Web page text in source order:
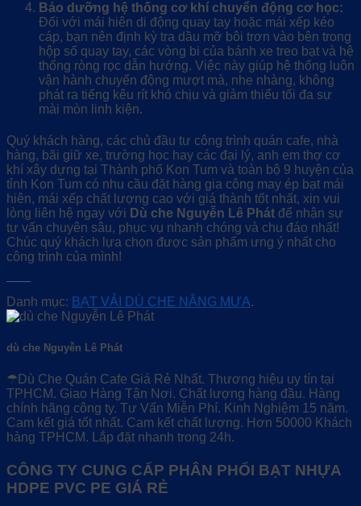
Bảo dưỡng hệ thống cơ khí chuyển động cơ học:
Đối với mái hiên di động quay tay hoặc mái xếp kéo
cáp, bạn nên định kỳ tra dầu mỡ bôi trơn vào bên trong
hộp số quay tay, các vòng bi của bánh xe treo bạt và hệ
thống ròng rọc dẫn hướng. Việc này giúp hệ thống luôn
vận hành chuyển động mượt mà, nhẹ nhàng, không
phát ra tiếng kêu rít khó chịu và giảm thiểu tối đa sự
mài mòn linh kiện.
Quý khách hàng, các chủ đầu tư công trình quán cafe, nhà
hàng, bãi giữ xe, trường học hay các đại lý, anh em thợ cơ
khí xây dựng tại Thành phố Kon Tum và toàn bộ 9 huyện của
tỉnh Kon Tum có nhu cầu đặt hàng gia công may ép bạt mái
hiên, mái xếp chất lượng cao với giá thành tốt nhất, xin vui
lòng liên hệ ngay với Dù che Nguyễn Lê Phát để nhận sự
tư vấn chuyên sâu, phục vụ nhanh chóng và chu đáo nhất!
Chúc quý khách lựa chọn được sản phẩm ưng ý nhất cho
công trình của mình!
Danh mục: BẠT VẢI DÙ CHE NẮNG MƯA.
dù che Nguyễn Lê Phát
☂Dù Che Quán Cafe Giá Rẻ Nhất. Thương hiệu uy tín tại
TPHCM. Giao Hàng Tận Nơi. Chất lượng hàng đầu. Hàng
chính hãng công ty. Tư Vấn Miễn Phí. Kinh Nghiệm 15 năm.
Cam kết giá tốt nhất. Cam kết chất lượng. Hơn 50000 Khách
hàng TPHCM. Lắp đặt nhanh trong 24h.
CÔNG TY CUNG CẤP PHÂN PHỐI BẠT NHỰA
HDPE PVC PE GIÁ RẺ